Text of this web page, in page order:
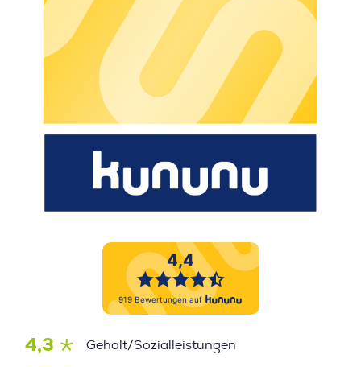
4,3 Gehalt/Sozialleistungen